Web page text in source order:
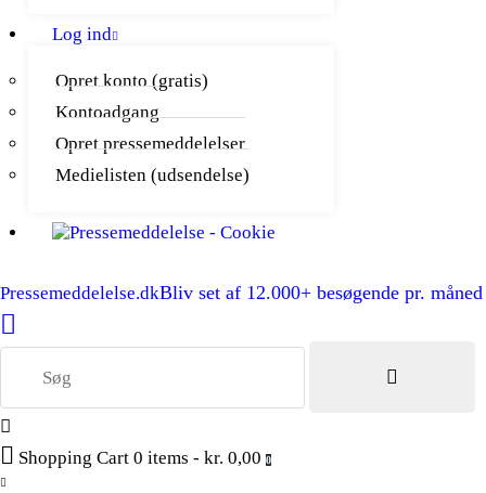
Log ind
Opret konto (gratis)
Kontoadgang
Opret pressemeddelelser
Medielisten (udsendelse)
Pressemeddelelse.dkBliv set af 12.000+ besøgende pr. måned
Shopping Cart 0 items - kr. 0,00 0